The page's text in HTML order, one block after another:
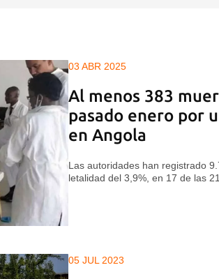
03 ABR 2025
Al menos 383
pasado enero por
en Angola
Las autoridades han registrado
letalidad del 3,9%, en 17 de las
05 JUL 2023